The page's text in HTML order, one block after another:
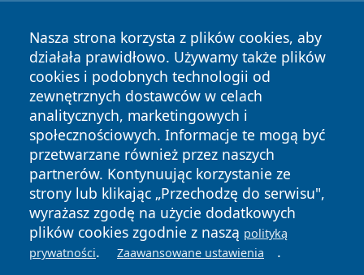
Nasza strona korzysta z plików cookies, aby
działała prawidłowo. Używamy także plików
cookies i podobnych technologii od
zewnętrznych dostawców w celach
analitycznych, marketingowych i
społecznościowych. Informacje te mogą być
przetwarzane również przez naszych
partnerów. Kontynuując korzystanie ze
strony lub klikając „Przechodzę do serwisu",
wyrażasz zgodę na użycie dodatkowych
plików cookies zgodnie z naszą polityką
prywatności. Zaawansowane ustawienia .
Copyright © 2026 wrotazabrza.pl Wszystkie prawa
zastrzeżone.
News Autorzy
Polityka
Prywatności
Polityka
Cookies